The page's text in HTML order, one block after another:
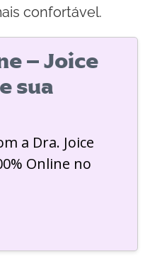
confortável.
– Joice
sua
a Dra. Joice
Online no